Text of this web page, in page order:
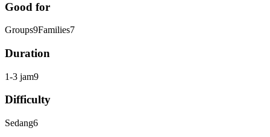
Good for
Groups9Families7
Duration
1-3 jam9
Difficulty
Sedang6